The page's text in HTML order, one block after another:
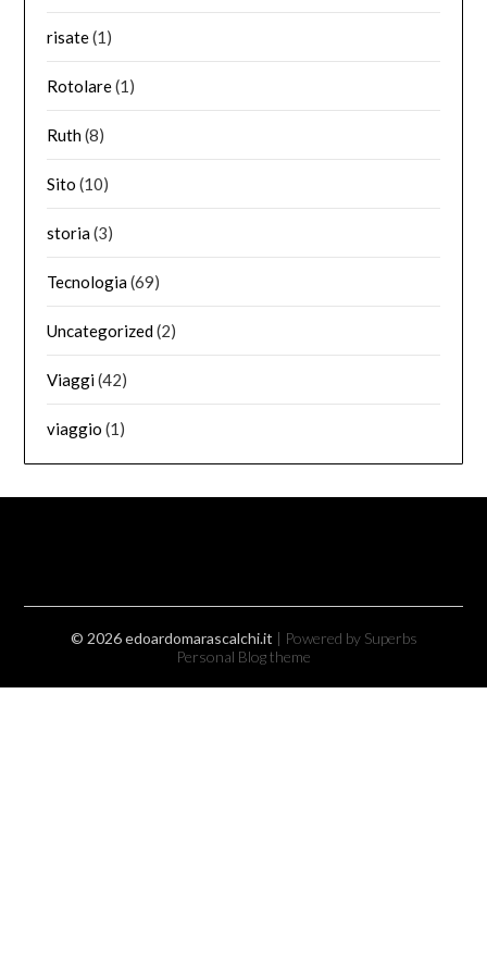
risate(1)
Rotolare(1)
Ruth(8)
Sito (10)
storia(3)
Tecnologia(69)
Uncategorized(2)
Viaggi(42)
viaggio (1)
© 2026 edoardomarascalchi.it | Powered by Superbs
Personal Blog theme